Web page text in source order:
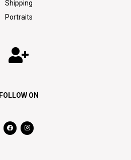
Shipping
Portraits
FOLLOW ON